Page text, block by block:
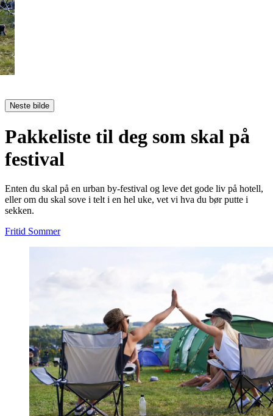
Neste bilde
Pakkeliste til deg som skal på
festival
Enten du skal på en urban by-festival og leve det gode liv på hotell,
eller om du skal sove i telt i en hel uke, vet vi hva du bør putte i
sekken.
Fritid Sommer